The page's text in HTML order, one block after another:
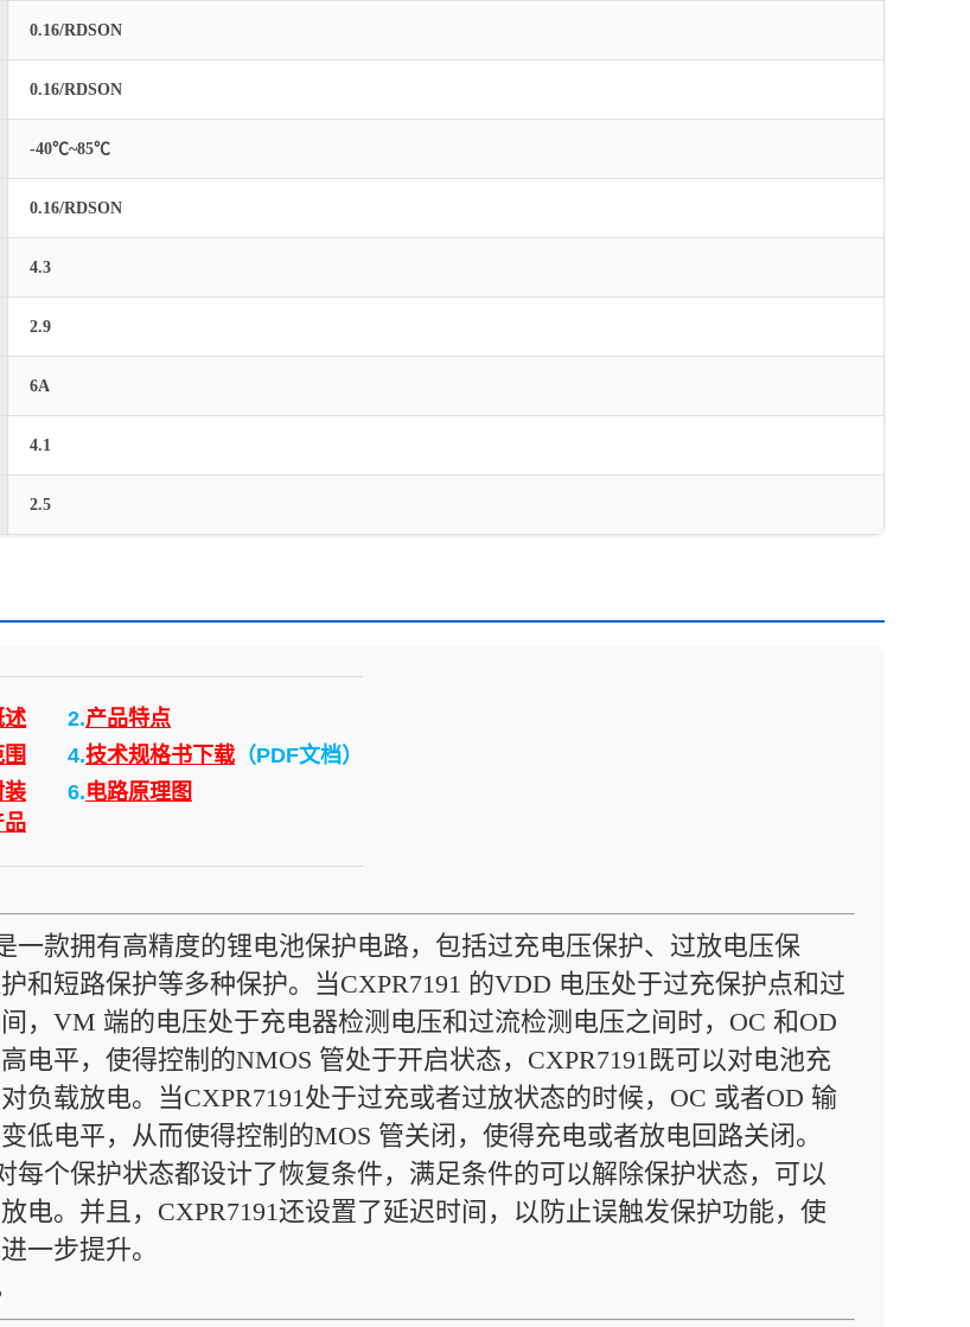
0.16/RDSON
0.16/RDSON
-40℃~85℃
0.16/RDSON
4.3
2.9
6A
4.1
2.5
述 2.产品特点
4.技术规格书下载 （PDF文档）
装 6.电路原理图
品
一款拥有高精度的锂电池保护电路，包括过充电压保护、过放电压保
和短路保护等多种保护。当CXPR7191 的VDD 电压处于过充保护点和过
，VM 端的电压处于充电器检测电压和过流检测电压之间时，OC 和OD
电平，使得控制的NMOS 管处于开启状态，CXPR7191既可以对电池充
负载放电。当CXPR7191处于过充或者过放状态的时候，OC 或者OD 输
低电平，从而使得控制的MOS 管关闭，使得充电或者放电回路关闭。
每个保护状态都设计了恢复条件，满足条件的可以解除保护状态，可以
电。并且，CXPR7191还设置了延迟时间，以防止误触发保护功能，使
一步提升。